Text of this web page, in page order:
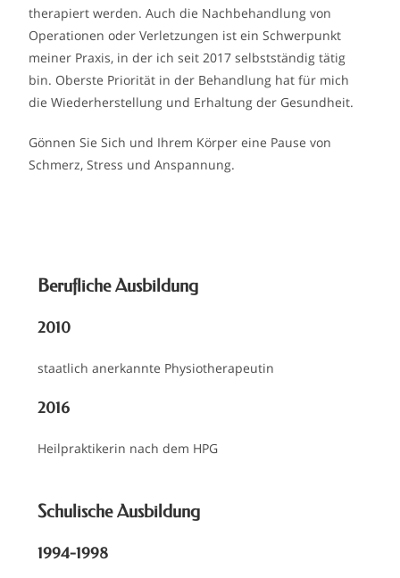
therapiert werden. Auch die Nachbehandlung von
Operationen oder Verletzungen ist ein Schwerpunkt
meiner Praxis, in der ich seit 2017 selbstständig tätig
bin. Oberste Priorität in der Behandlung hat für mich
die Wiederherstellung und Erhaltung der Gesundheit.
Gönnen Sie Sich und Ihrem Körper eine Pause von
Schmerz, Stress und Anspannung.
Berufliche Ausbildung
2010
staatlich anerkannte Physiotherapeutin
2016
Heilpraktikerin nach dem HPG
Schulische Ausbildung
1994-1998